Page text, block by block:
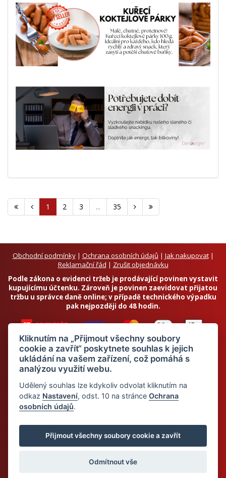
1 2 3 ... 35
Obchodní podmínky| Ochrana osobních údajů | Jak nakupovat|
Reklamační řád | Zrušit objednávku
Podle zákona o evidenci tržeb je prodávající povinen vystavit
kupujícímu účtenku. Zároveň je povinen zaevidovat přijatou
tržbu u správce daně online; v případě technického výpadku
pak nejpozději do 48 hodin.
Chci odebírat newsletter
© 2026 Dietalegre - bílkovinná dieta pro zdravé hubnutí
Kliknutím na „Přijmout všechny soubory
cookie a zavřít“ poskytnete souhlas k jejich
ukládání na vašem zařízení, což pomáhá s
analýzou využití webu.
Udělený souhlas lze kdykoliv odvolat kliknutím na
odkaz Nastavení, odst. 10 na stránceOchrana
osobních údajů.
Přijmout všechny soubory cookie a zavřít
Odmítnout vše